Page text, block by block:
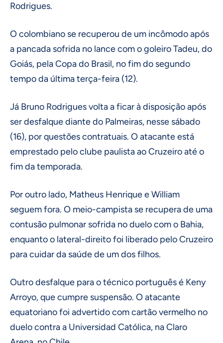
Rodrigues.
O colombiano se recuperou de um incômodo após
a pancada sofrida no lance com o goleiro Tadeu, do
Goiás, pela Copa do Brasil, no fim do segundo
tempo da última terça-feira (12).
Já Bruno Rodrigues volta a ficar à disposição após
ser desfalque diante do Palmeiras, nesse sábado
(16), por questões contratuais. O atacante está
emprestado pelo clube paulista ao Cruzeiro até o
fim da temporada.
Por outro lado, Matheus Henrique e William
seguem fora. O meio-campista se recupera de uma
contusão pulmonar sofrida no duelo com o Bahia,
enquanto o lateral-direito foi liberado pelo Cruzeiro
para cuidar da saúde de um dos filhos.
Outro desfalque para o técnico português é Keny
Arroyo, que cumpre suspensão. O atacante
equatoriano foi advertido com cartão vermelho no
duelo contra a Universidad Católica, na Claro